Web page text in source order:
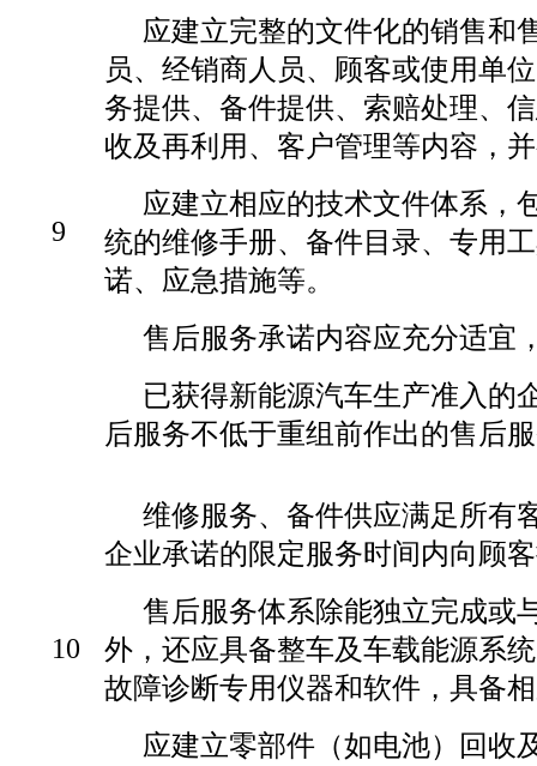
9
应建立完整的文件化的销售和
员、经销商人员、顾客或使用单
务提供、备件提供、索赔处理、
收及再利用、客户管理等内容，
应建立相应的技术文件体系，
统的维修手册、备件目录、专用
诺、应急措施等。
售后服务承诺内容应充分适宜
已获得新能源汽车生产准入的
后服务不低于重组前作出的售后
10
维修服务、备件供应满足所有
企业承诺的限定服务时间内向顾
售后服务体系除能独立完成或
外，还应具备整车及车载能源系
故障诊断专用仪器和软件，具备
应建立零部件（如电池）回收